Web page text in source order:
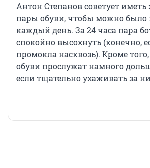
Антон Степанов советует иметь
пары обуви, чтобы можно было
каждый день. За 24 часа пара
спокойно высохнуть (конечно,
промокла насквозь). Кроме
обуви прослужат намного
если тщательно ухаживать за